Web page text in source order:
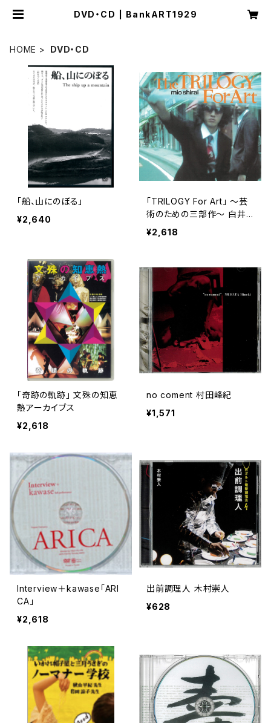
DVD・CD | BankART1929
HOME DVD・CD
「船、山にのぼる」
¥2,640
「TRILOGY For Art」 ～芸
術のための三部作～ 白井
美穂
¥2,618
「奇跡の軌跡」 文殊の知恵
熱アーカイブス
¥2,618
no coment 村田峰紀
¥1,571
Interview＋kawase「ARI
CA」
¥2,618
出前調理人 木村崇人
¥628